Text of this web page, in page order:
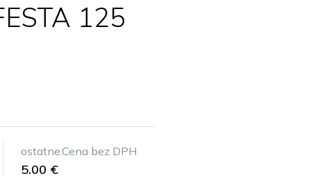
125
ostatne.Cena bez DPH
5.00 €